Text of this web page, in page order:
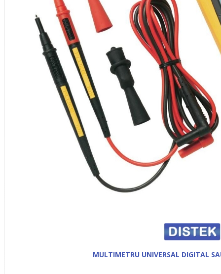
MULTIMETRU UNIVERSAL DIGITAL